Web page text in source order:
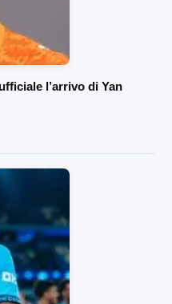
l’arrivo di Yan